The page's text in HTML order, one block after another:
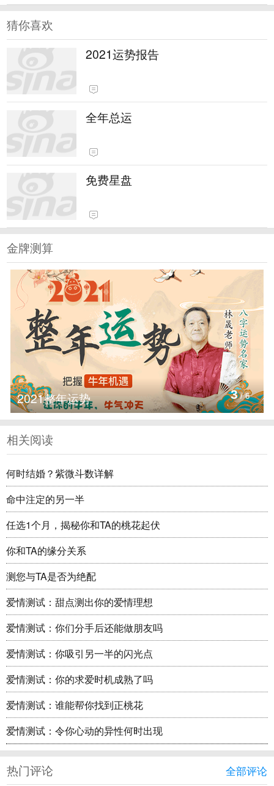
猜你喜欢
2021运势报告
全年总运
免费星盘
金牌测算
2021整年运势 3/6
相关阅读
何时结婚？紫微斗数详解
命中注定的另一半
任选1个月，揭秘你和TA的桃花起伏
你和TA的缘分关系
测您与TA是否为绝配
爱情测试：甜点测出你的爱情理想
爱情测试：你们分手后还能做朋友吗
爱情测试：你吸引另一半的闪光点
爱情测试：你的求爱时机成熟了吗
爱情测试：谁能帮你找到正桃花
爱情测试：令你心动的异性何时出现
热门评论 全部评论